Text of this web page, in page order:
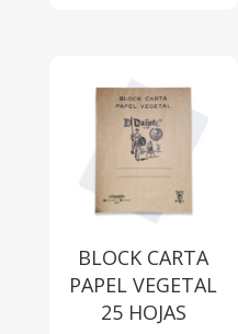
BLOCK CARTA
PAPEL VEGETAL
25 HOJAS